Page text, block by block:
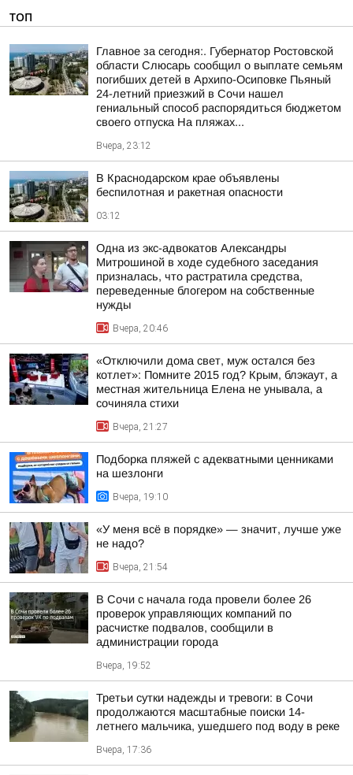
ТОП
Главное за сегодня:. Губернатор Ростовской
области Слюсарь сообщил о выплате семьям
погибших детей в Архипо-Осиповке Пьяный
24-летний приезжий в Сочи нашел
гениальный способ распорядиться бюджетом
своего отпуска На пляжах...
Вчера, 23:12
В Краснодарском крае объявлены
беспилотная и ракетная опасности
03:12
Одна из экс-адвокатов Александры
Митрошиной в ходе судебного заседания
призналась, что растратила средства,
переведенные блогером на собственные
нужды
Вчера, 20:46
«Отключили дома свет, муж остался без
котлет»: Помните 2015 год? Крым, блэкаут, а
местная жительница Елена не унывала, а
сочиняла стихи
Вчера, 21:27
Подборка пляжей с адекватными ценниками
на шезлонги
Вчера, 19:10
«У меня всё в порядке» — значит, лучше уже
не надо?
Вчера, 21:54
В Сочи с начала года провели более 26
проверок управляющих компаний по
расчистке подвалов, сообщили в
администрации города
Вчера, 19:52
Третьи сутки надежды и тревоги: в Сочи
продолжаются масштабные поиски 14-
летнего мальчика, ушедшего под воду в реке
Вчера, 17:36